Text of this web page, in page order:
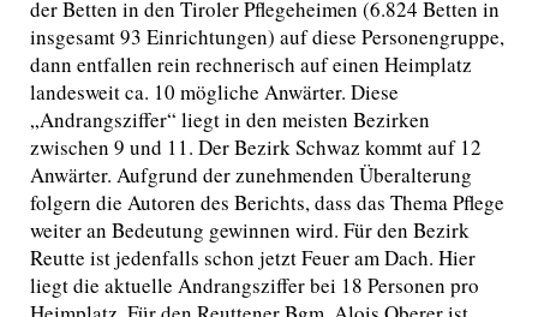
der Betten in den Tiroler Pflegeheimen (6.824 Betten in
insgesamt 93 Einrichtungen) auf diese Personengruppe,
dann entfallen rein rechnerisch auf einen Heimplatz
landesweit ca. 10 mögliche Anwärter. Diese
„Andrangsziffer“ liegt in den meisten Bezirken
zwischen 9 und 11. Der Bezirk Schwaz kommt auf 12
Anwärter. Aufgrund der zunehmenden Überalterung
folgern die Autoren des Berichts, dass das Thema Pflege
weiter an Bedeutung gewinnen wird. Für den Bezirk
Reutte ist jedenfalls schon jetzt Feuer am Dach. Hier
liegt die aktuelle Andrangsziffer bei 18 Personen pro